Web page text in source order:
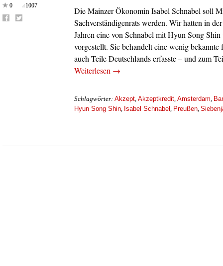
0
1007
Die Mainzer Ökonomin Isabel Schnabel soll
Sachverständigenrats werden. Wir hatten in
Jahren eine von Schnabel mit Hyun Song
vorgestellt. Sie behandelt eine wenig
auch Teile Deutschlands erfasste – und zum
Weiterlesen →
Schlagwörter: Akzept, Akzeptkredit, Amsterdam,
Hyun Song Shin, Isabel Schnabel , Preußen,